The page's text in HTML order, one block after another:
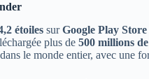
étoiles surGoogle Play Store
plus de 500 millions
le monde entier, avec une